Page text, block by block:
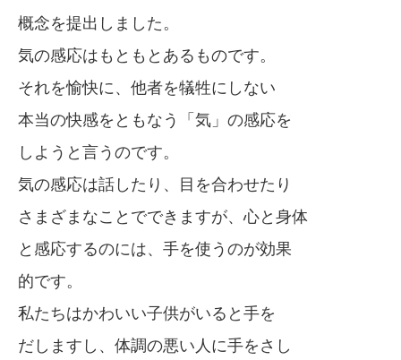
概念を提出しました。
気の感応はもともとあるものです。
それを愉快に、他者を犠牲にしない
本当の快感をともなう「気」の感応を
しようと言うのです。
気の感応は話したり、目を合わせたり
さまざまなことでできますが、心と身体
と感応するのには、手を使うのが効果
的です。
私たちはかわいい子供がいると手を
だしますし、体調の悪い人に手をさし